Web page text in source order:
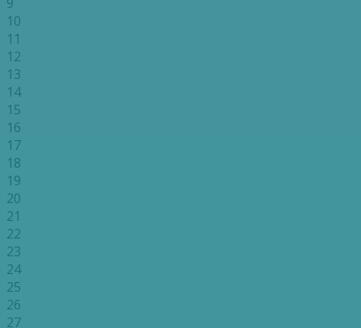
10
11
12
13
14
15
16
17
18
19
20
21
22
23
24
25
26
27